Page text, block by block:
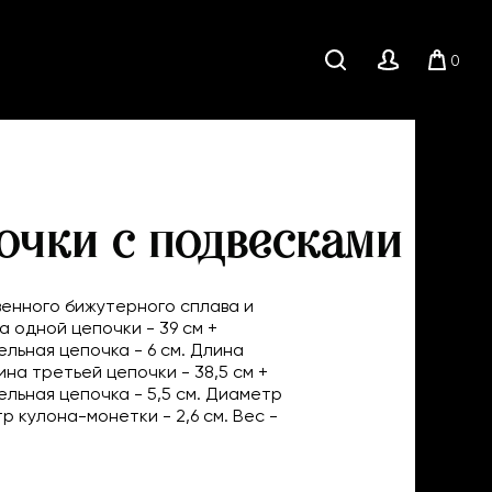
Поиск Личный 0
с подвесками
бижутерного сплава и
одной цепочки - 39 см +
цепочка - 6 см. Длина
третьей цепочки - 38,5 см +
цепочка - 5,5 см. Диаметр
кулона-монетки - 2,6 см. Вес -